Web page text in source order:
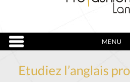
MENU
Etudiez l’anglais